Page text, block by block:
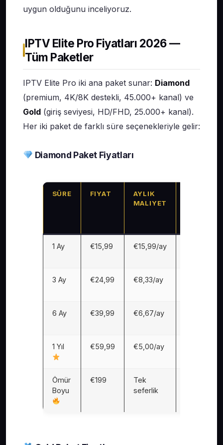
uygun olduğunu inceliyoruz.
IPTV Elite Pro Fiyatları 2026 —
Tüm Paketler
IPTV Elite Pro iki ana paket sunar: Diamond
(premium, 4K/8K destekli, 45.000+ kanal) ve
Gold (giriş seviyesi, HD/FHD, 25.000+ kanal).
Her iki paket de farklı süre seçenekleriyle gelir:
Diamond Paket Fiyatları
SÜRE FIYAT
AYLIK
MALIYET
1 Ay €15,99 €15,99/ay
3 Ay €24,99 €8,33/ay
6 Ay €39,99 €6,67/ay
1 Yıl €59,99 €5,00/ay
Ömür
Boyu
€199
Tek
seferlik